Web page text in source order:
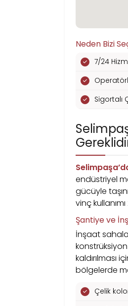
Neden Bizi
7/24
Sigortalı
endüstriyel
gücüyle
vinç
Şantiye ve
İnşaat
konstrüksiyon
kaldırılması
bölgelerde
Çelik